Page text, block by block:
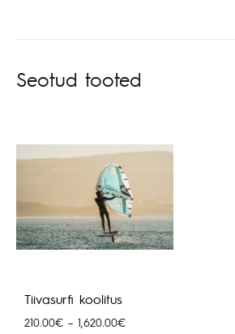
Seotud tooted
Tiivasurfi koolitus
210.00€ – 1,620.00€Hinnavahemik: